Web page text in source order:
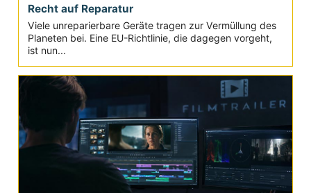
Recht auf Reparatur
Viele unreparierbare Geräte tragen zur Vermüllung des
Planeten bei. Eine EU-Richtlinie, die dagegen vorgeht,
ist nun...